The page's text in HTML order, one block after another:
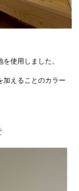
使用しました。
加えることのカラー